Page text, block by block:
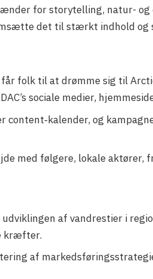
for storytelling, natur-
det til stærkt indhold
folk til at drømme sig til
sociale medier,
content‑kalender, og
med følgere, lokale aktører,
af vandrestier i
kræfter.
af